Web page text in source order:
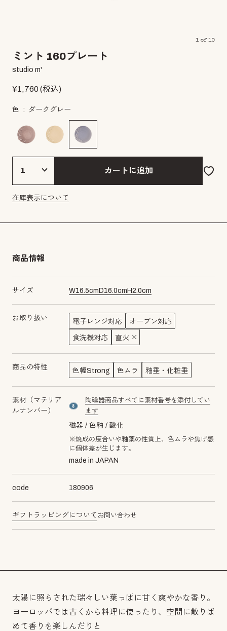
1of 10
ミント 160プレート
studio m'
¥1,760(税込)
色 ダークグレー
カートに追加
在庫表示について
商品情報
サイズ W16.5cm D16.0cm H2.0cm
お取り扱い 電子レンジ対応 オーブン対応
食洗機対応 直火
商品の特性 色幅Strong 色ムラ 釉垂・化粧垂
素材（マテリア
ルナンバー）
material number8
陶磁器商品すべてに素材番号を添付してい
ます
磁器 色釉 酸化
※焼成の度合いや釉薬の性質上、色ムラや焦げ感
に個体差が生じます。
made in JAPAN
code 180906
ギフトラッピングについて お問い合わせ
太陽に照らされた瑞々しい葉っぱに甘く爽やかな香り。
ヨーロッパでは古くから料理に使ったり、空間に散りば
めて香りを楽しんだりと